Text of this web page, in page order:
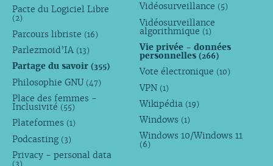
Pacte du Logiciel Libre
(2)
Parcours libriste (16)
Parlezmoid’IA (13)
Partage du savoir (355)
Philosophie GNU (47)
Place des femmes -
Inclusivité (55)
Plateformes (1)
Podcasting (3)
Privacy - personal data
(3)
Vidéosurveillance (5)
Vidéosurveillance
algorithmique (1)
Vie privée - données
personnelles(266)
Vote électronique (10)
VPN (1)
Wikipédia (19)
Windows (1)
Windows 10/Windows 11
(6)